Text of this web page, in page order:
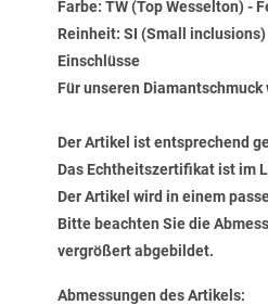
Farbe: TW (Top Wesselton) -
Reinheit: SI (Small
Einschlüsse
Für unseren
Der Artikel ist entsprechend
Das Echtheitszertifikat ist im
Der Artikel wird in einem
Bitte beachten Sie die
vergrößert abgebildet.
Abmessungen des Artikels: